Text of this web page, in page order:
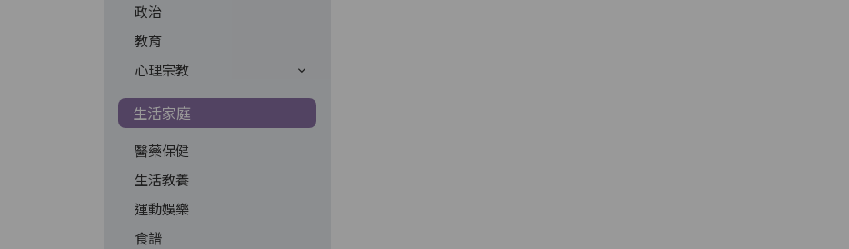
政治
教育
心理宗教
生活家庭
醫藥保健
生活教養
運動娛樂
食譜